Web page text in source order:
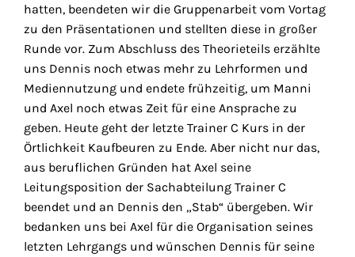
hatten, beendeten wir die Gruppenarbeit vom Vortag
zu den Präsentationen und stellten diese in großer
Runde vor. Zum Abschluss des Theorieteils erzählte
uns Dennis noch etwas mehr zu Lehrformen und
Mediennutzung und endete frühzeitig, um Manni
und Axel noch etwas Zeit für eine Ansprache zu
geben. Heute geht der letzte Trainer C Kurs in der
Örtlichkeit Kaufbeuren zu Ende. Aber nicht nur das,
aus beruflichen Gründen hat Axel seine
Leitungsposition der Sachabteilung Trainer C
beendet und an Dennis den „Stab“ übergeben. Wir
bedanken uns bei Axel für die Organisation seines
letzten Lehrgangs und wünschen Dennis für seine